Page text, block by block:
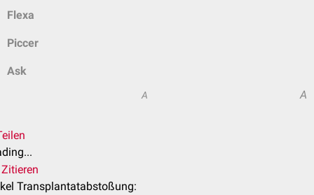
Flexa
Piccer
Ask
A A
Transplantatabstoßung: